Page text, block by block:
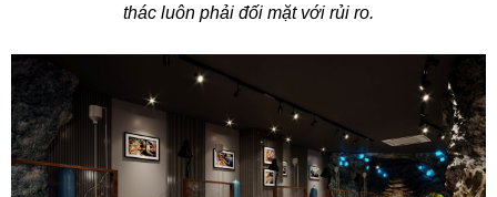
thác luôn phải đối mặt với rủi ro.